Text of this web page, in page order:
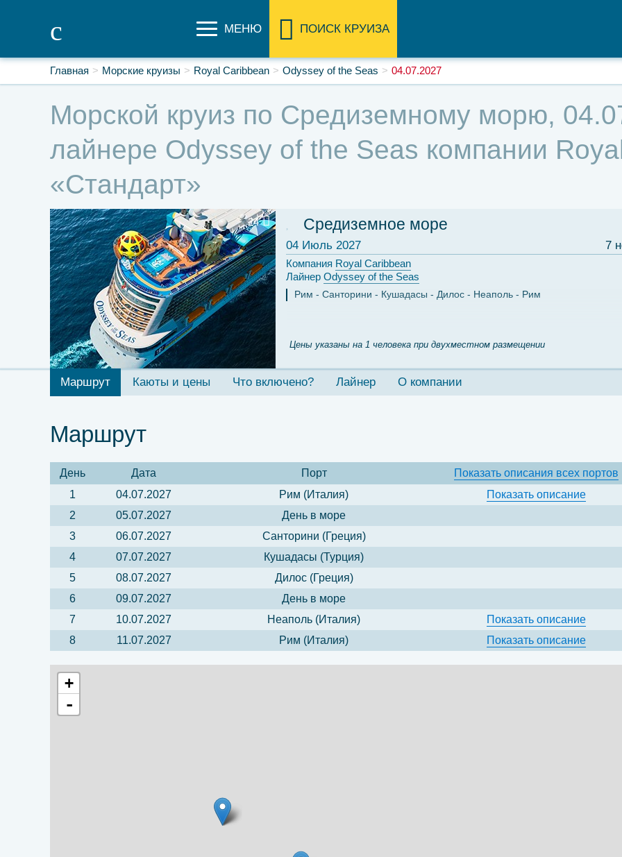
МЕНЮ ПОИСК КРУИЗА
Главная Морские круизы Royal Caribbean Odyssey of the Seas 04.07.2027
Морской круиз по Средиземному морю,
лайнере Odyssey of the Seas компании
«Стандарт»
Средиземное море
7
04 Июль 2027
24
Компания Royal Caribbean
Лайнер Odyssey of the Seas
Рим Санторини Кушадасы Дилос Неаполь Рим
Цены указаны на 1 человека при двухместном размещении
Маршрут Каюты и цены Что включено? Лайнер О компании
Маршрут
День Дата Порт Показатьописания всех портов
1
04.07.2027 Рим (Италия) Показатьописание
2
05.07.2027 День в море
3
06.07.2027 Санторини (Греция)
4
07.07.2027 Кушадасы (Турция)
5
08.07.2027 Дилос (Греция)
6
09.07.2027 День в море
7
10.07.2027 Неаполь (Италия) Показатьописание
8
11.07.2027 Рим (Италия) Показатьописание
+
-